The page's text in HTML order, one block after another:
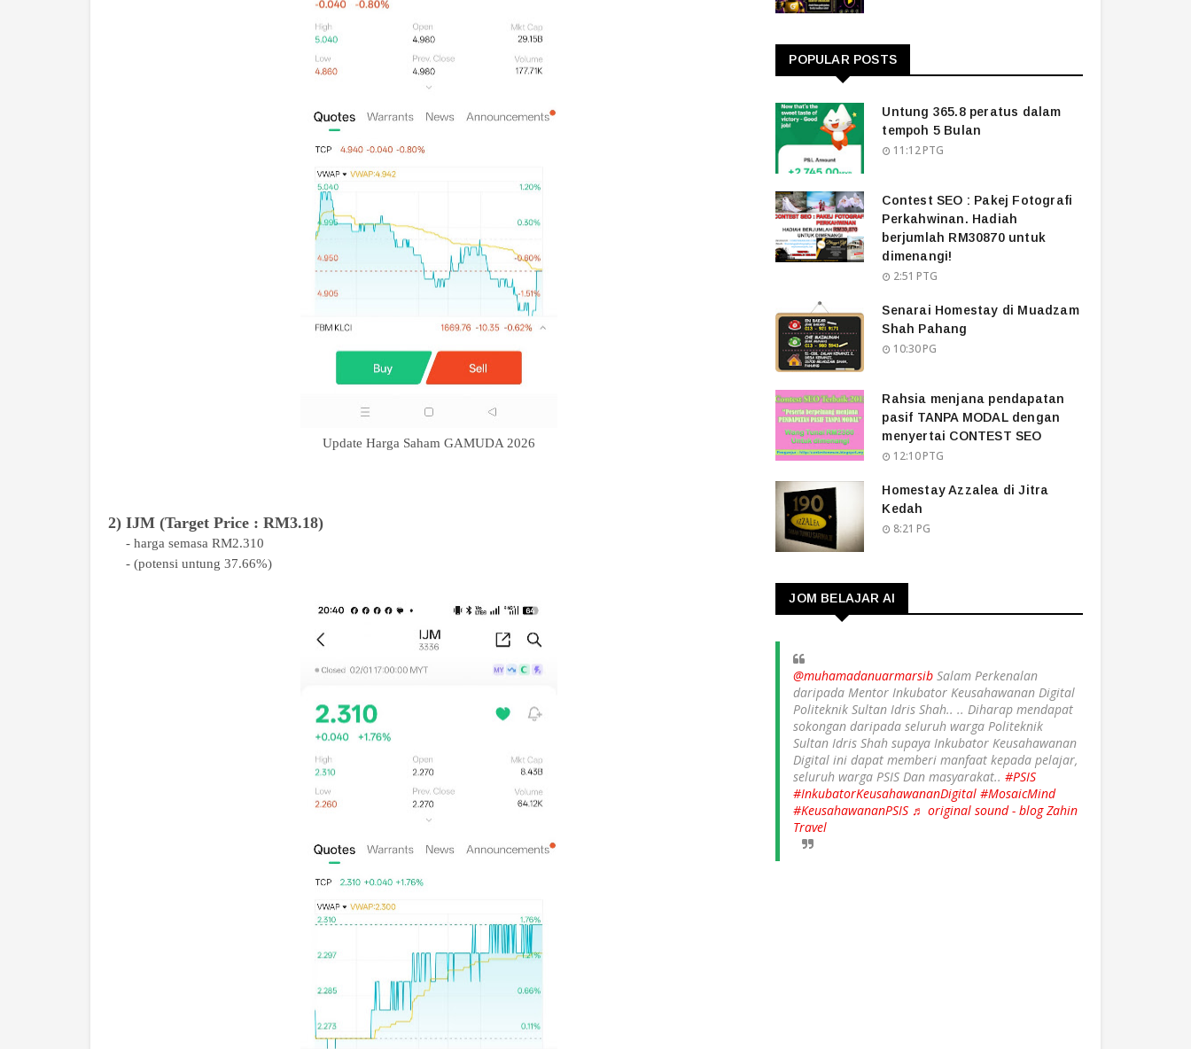
Update Harga Saham GAMUDA 2026
2) IJM (Target Price : RM3.18)
- harga semasa RM2.310
- (potensi untung 37.66%)
POPULAR POSTS
Untung 365.8 peratus dalam
tempoh 5 Bulan
11:12 PTG
Contest SEO : Pakej Fotografi
Perkahwinan. Hadiah
berjumlah RM30870 untuk
dimenangi!
2:51 PTG
Senarai Homestay di Muadzam
Shah Pahang
10:30 PG
Rahsia menjana pendapatan
pasif TANPA MODAL dengan
menyertai CONTEST SEO
12:10 PTG
Homestay Azzalea di Jitra
Kedah
8:21 PG
JOM BELAJAR AI
@muhamadanuarmarsib Salam Perkenalan
daripada Mentor Inkubator Keusahawanan Digital
Politeknik Sultan Idris Shah.. .. Diharap mendapat
sokongan daripada seluruh warga Politeknik
Sultan Idris Shah supaya Inkubator Keusahawanan
Digital ini dapat memberi manfaat kepada pelajar,
seluruh warga PSIS Dan masyarakat..#PSIS
#InkubatorKeusahawananDigital #MosaicMind
#KeusahawananPSIS ♬ original sound - blog Zahin
Travel